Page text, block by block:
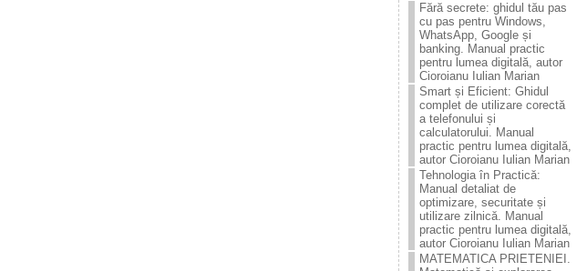
Fără secrete: ghidul tău pas
cu pas pentru Windows,
WhatsApp, Google și
banking. Manual practic
pentru lumea digitală, autor
Cioroianu Iulian Marian
Smart și Eficient: Ghidul
complet de utilizare corectă
a telefonului și
calculatorului. Manual
practic pentru lumea digitală,
autor Cioroianu Iulian Marian
Tehnologia în Practică:
Manual detaliat de
optimizare, securitate și
utilizare zilnică. Manual
practic pentru lumea digitală,
autor Cioroianu Iulian Marian
MATEMATICA PRIETENIEI.